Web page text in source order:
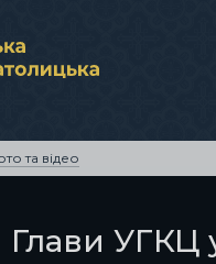
та відео
УГКЦ